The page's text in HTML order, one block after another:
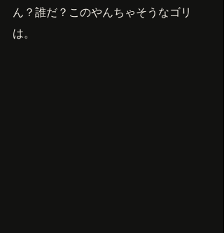
ん？誰だ？このやんちゃそうなゴリ
は。